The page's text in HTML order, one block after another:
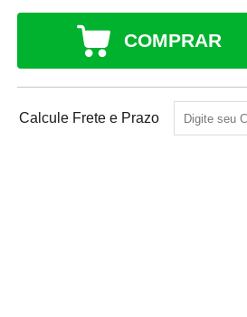
COMPRAR
Calcule Frete e Prazo